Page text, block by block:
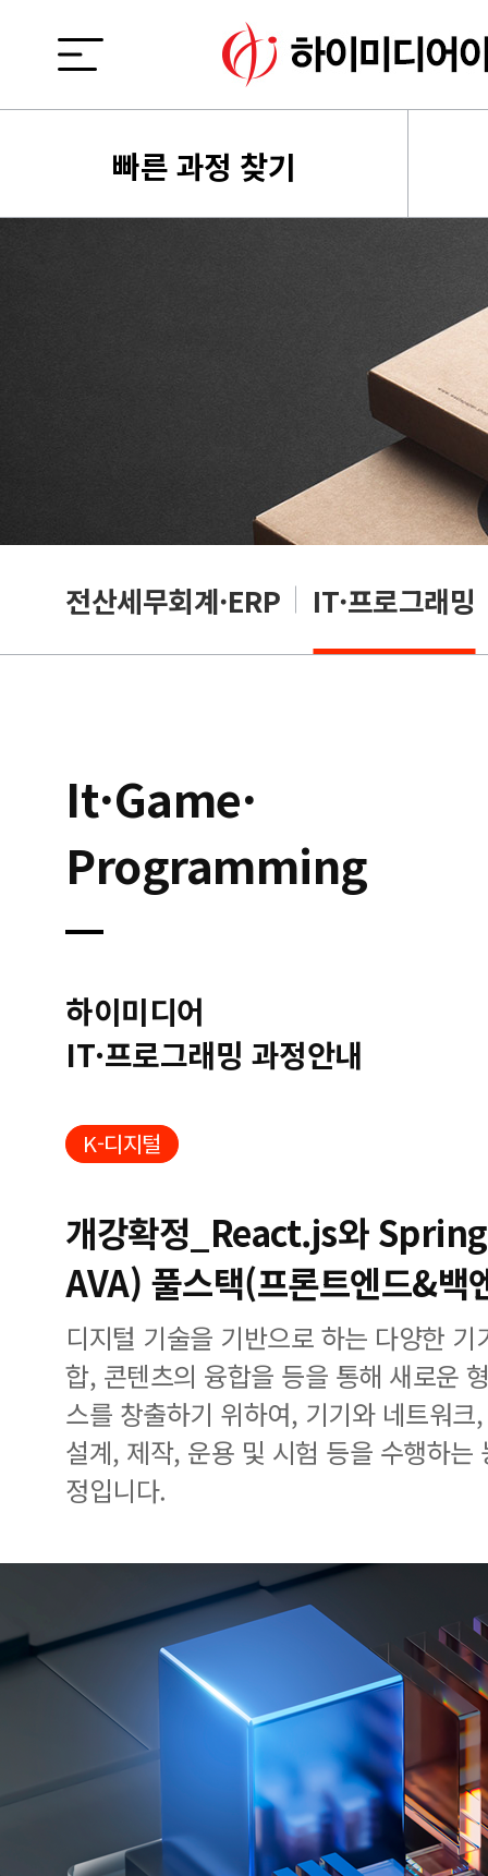
빠른 과정 찾기
전산세무회계·ERP IT·프로그래밍
It·Game·
Programming
하이미디어
IT·프로그래밍 과정안내
K-디지털
개강확정_React.js와
AVA) 풀스택(프론트엔드&백
디지털 기술을 기반으로 하는 다양한
합, 콘텐츠의 융합을 등을 통해 새로운
스를 창출하기 위하여, 기기와 네트워
설계, 제작, 운용 및 시험 등을 수행하는
정입니다.